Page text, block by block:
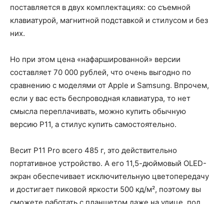
поставляется в двух комплектациях: со съемной
клавиатурой, магнитной подставкой и стилусом и без
них.
Но при этом цена «нафаршированной» версии
составляет 70 000 рублей, что очень выгодно по
сравнению с моделями от Apple и Samsung. Впрочем,
если у вас есть беспроводная клавиатура, то нет
смысла переплачивать, можно купить обычную
версию P11, а стилус купить самостоятельно.
Весит P11 Pro всего 485 г, это действительно
портативное устройство. А его 11,5-дюймовый OLED-
экран обеспечивает исключительную цветопередачу
и достигает пиковой яркости 500 кд/м², поэтому вы